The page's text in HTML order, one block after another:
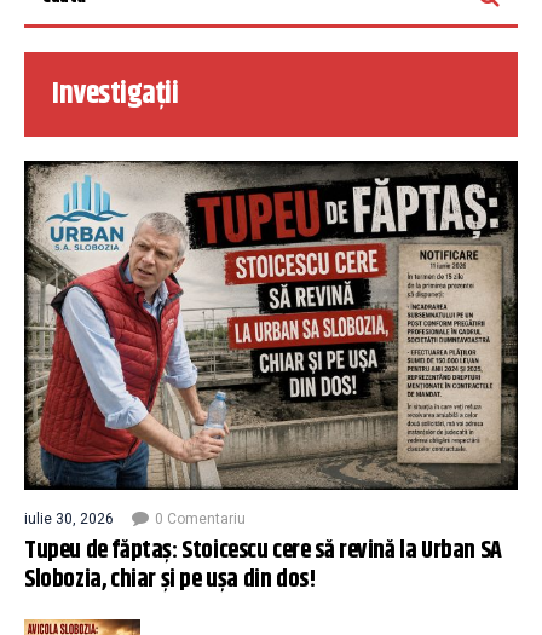
Investigații
iulie 30, 2026 0 Comentariu
Tupeu de făptaș: Stoicescu cere să revină la Urban SA
Slobozia, chiar și pe ușa din dos!